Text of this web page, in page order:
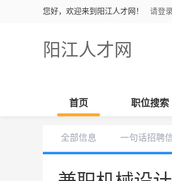
您好，欢迎来到阳江人才网！ 请登
阳江人才网
首页 职位搜索
全部信息 一句话招聘